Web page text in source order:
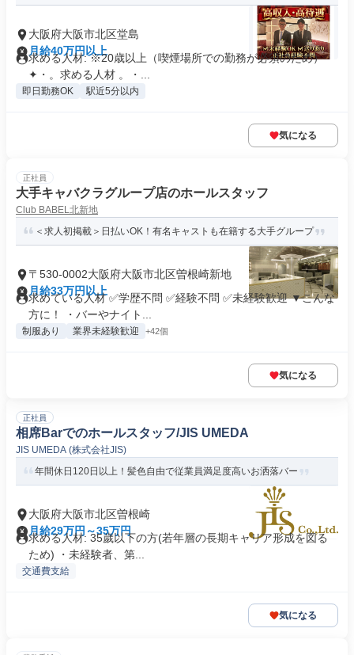
大阪府大阪市北区堂島
月給40万円以上
求める人材: ※20歳以上（喫煙場所での勤務が必須のため）
✦・。求める人材 。・...
即日勤務OK 駅近5分以内
気になる
正社員
大手キャバクラグループ店のホールスタッフ
Club BABEL北新地
＜求人初掲載＞日払いOK！有名キャストも在籍する大手グループ
〒530-0002大阪府大阪市北区曽根崎新地
月給33万円以上
求めている人材 ✅学歴不問 ✅経験不問 ✅未経験歓迎 ▼こんな
方に！ ・バーやナイト...
制服あり 業界未経験歓迎 +42個
気になる
正社員
相席Barでのホールスタッフ/JIS UMEDA
JIS UMEDA (株式会社JIS)
年間休日120日以上！髪色自由で従業員満足度高いお洒落バー
大阪府大阪市北区曽根崎
月給29万円～35万円
求める人材: 35歲以下の方(若年層の長期キャリア形成を図る
ため) ・未経験者、第...
交通費支給
気になる